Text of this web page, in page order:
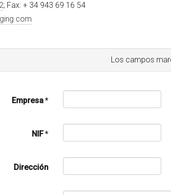
; Fax: + 34 943 69 16 54
Los campos
Empresa*
NIF*
Dirección